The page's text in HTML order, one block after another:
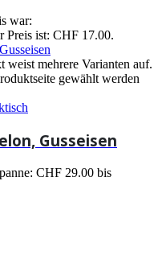
war:
Preis ist: CHF 17.00.
weist mehrere Varianten auf.
gewählt werden
Gusseisen
CHF 29.00 bis